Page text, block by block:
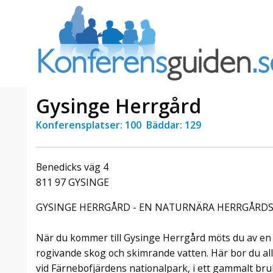
Gysinge Herrgård
Konferensplatser: 100 Bäddar: 129
Benedicks väg 4
811 97 GYSINGE
GYSINGE HERRGÅRD - EN NATURNÄRA
När du kommer till Gysinge Herrgård möts du av
rogivande skog och skimrande vatten. Här bor du
vid Färnebofjärdens nationalpark, i ett gammalt
av att
Erbjudande från Sheraton
Julerbjudande
Välkommen att fira in julen
2026 hos oss. Mellan den 23
november och 19 december
stämningsfull mötesplats där
hantverk, tradi ...